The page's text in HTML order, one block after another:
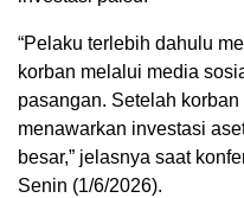
“Pelaku terlebih dahulu
korban melalui media
pasangan. Setelah
menawarkan investasi
besar,” jelasnya saat
Senin (1/6/2026).